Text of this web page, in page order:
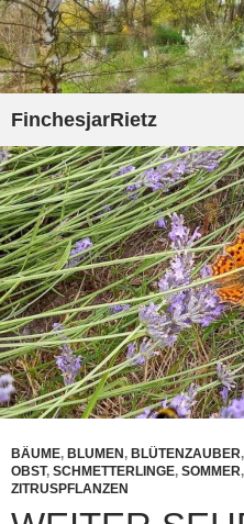
Zum
Inhalt
springen
FinchesjarRietz
BÄUME, BLUMEN , BLÜTENZAUBER,
OBST, SCHMETTERLINGE, SOMMER,
ZITRUSPFLANZEN